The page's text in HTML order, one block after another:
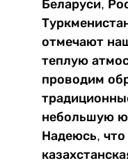
Беларуси,
отмечают
теплую
проводим
небольшую
Надеюсь,